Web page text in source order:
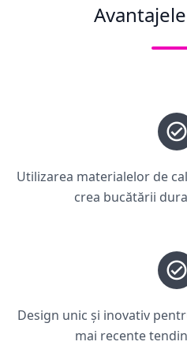
Utilizarea materialelor de
crea bucătării
Design unic și inovativ
mai recente